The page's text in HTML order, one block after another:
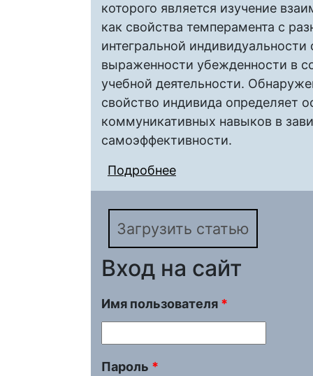
которого является изучение
как свойства темперамента с
интегральной
выраженности убежденности в
учебной деятельности.
свойство индивида определяет
коммуникативных навыков в
самоэффективности.
Подробнее
В СТРУКТУРЕ
ОБЩЕНИЯ
Загрузить статью
Вход на сайт
Имя пользователя *
Пароль *